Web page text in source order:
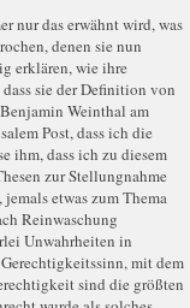
nur das erwähnt wird, was
denen sie nun
erklären, wie ihre
sie der Definition von
Weinthal am
Post, dass ich die
ihm, dass ich zu diesem
zur Stellungnahme
etwas zum Thema
Reinwaschung
Unwahrheiten in
mit dem
sind die größten